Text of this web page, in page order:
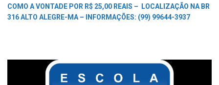
COMO A VONTADE POR R$ 25,00 REAIS –
LOCALIZAÇÃO NA BR
316 ALTO ALEGRE-MA –
INFORMAÇÕES: (99) 99644-3937